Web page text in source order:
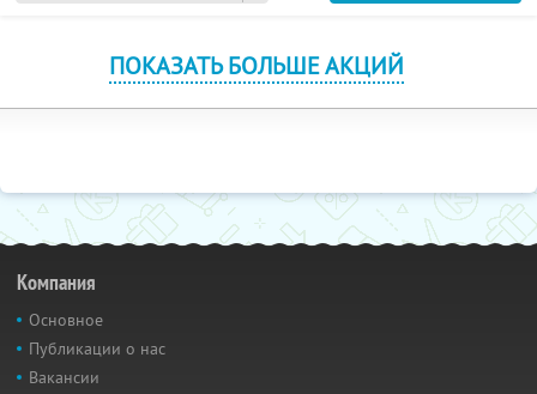
ПОКАЗАТЬ БОЛЬШЕ АКЦИЙ
Компания
Основное
Публикации о нас
Вакансии